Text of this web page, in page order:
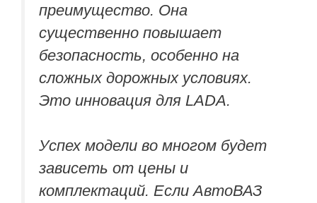
преимущество. Она
существенно повышает
безопасность, особенно на
сложных дорожных условиях.
Это инновация для LADA.
Успех модели во многом будет
зависеть от цены и
комплектаций. Если АвтоВАЗ